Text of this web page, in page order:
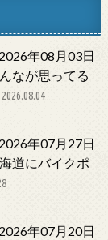
年08月03日
なが思ってる
2026.08.04
年07月27日
道にバイクポ
年07月20日